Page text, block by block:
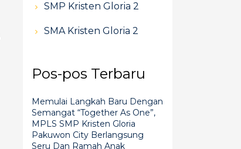
SMP Kristen Gloria 2
SMA Kristen Gloria 2
Pos-pos Terbaru
Memulai Langkah Baru Dengan
Semangat “Together As One”,
MPLS SMP Kristen Gloria
Pakuwon City Berlangsung
Seru Dan Ramah Anak